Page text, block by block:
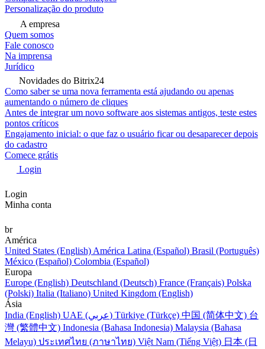
Personalização do produto
A empresa
Quem somos
Fale conosco
Na imprensa
Jurídico
Novidades do Bitrix24
Como saber se uma nova ferramenta está ajudando ou apenas
aumentando o número de cliques
Antes de integrar um novo software aos sistemas antigos, teste estes
pontos críticos
Engajamento inicial: o que faz o usuário ficar ou desaparecer depois
do cadastro
Comece grátis
Login
Login
Minha conta
br
América
United States (English) América Latina (Español) Brasil (Português)
México (Español) Colombia (Español)
Europa
Europe (English) Deutschland (Deutsch) France (Français) Polska
(Polski) Italia (Italiano) United Kingdom (English)
Ásia
India (English)
UAE (عربي) Türkiye (Türkçe) 中国 (简体中文) 台
灣 (繁體中文) Indonesia (Bahasa Indonesia) Malaysia (Bahasa
Melayu) ประเทศไทย (ภาษาไทย) Việt Nam (Tiếng Việt) 日本 (日